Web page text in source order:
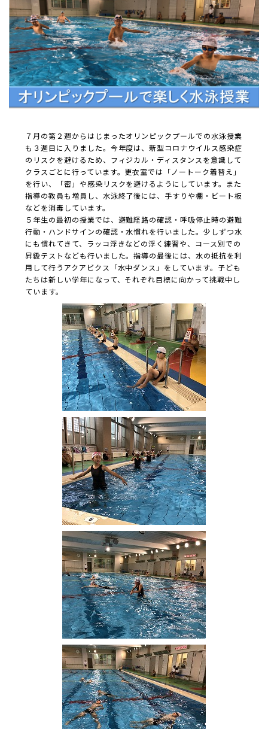
７月の第２週からはじまったオリンピックプールでの水泳授業
も３週目に入りました。今年度は、新型コロナウイルス感染症
のリスクを避けるため、フィジカル・ディスタンスを意識して
クラスごとに行っています。更衣室では「ノートーク着替え」
を行い、「密」や感染リスクを避けるようにしています。また
指導の教員も増員し、水泳終了後には、手すりや棚・ビート板
などを消毒しています。
５年生の最初の授業では、避難経路の確認・呼吸停止時の避難
行動・ハンドサインの確認・水慣れを行いました。少しずつ水
にも慣れてきて、ラッコ浮きなどの浮く練習や、コース別での
昇級テストなども行いました。指導の最後には、水の抵抗を利
用して行うアクアビクス「水中ダンス」をしています。子ども
たちは新しい学年になって、それぞれ目標に向かって挑戦中し
ています。